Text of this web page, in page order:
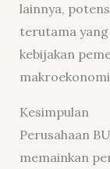
lainnya,
terutama
kebijakan
Kesimpulan
Perusahaan
memainkan